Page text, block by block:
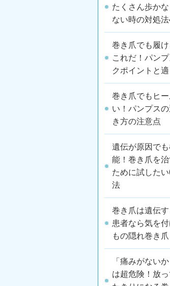
たくさん歩か
ない時の対処
巻き爪でも履
これだ！パン
クポイントと
巻き爪でもヒ
い！パンプス
き方の注意点
遺伝が原因で
能！巻き爪を
ために試した
法
巻き爪は遺伝
患者なら気を
もの隠れ巻き爪
「痛みがない
は超危険！放